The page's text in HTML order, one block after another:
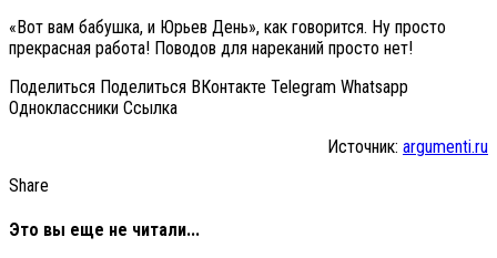
«Вот вам бабушка, и Юрьев День», как говорится. Ну просто
прекрасная работа! Поводов для нареканий просто нет!
Поделиться Поделиться ВКонтакте Telegram Whatsapp
Одноклассники Cсылка
Источник: argumenti.ru
Share
Это вы еще не читали...